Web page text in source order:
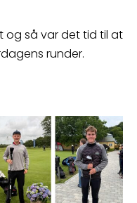
og så var det tid til at
runder.